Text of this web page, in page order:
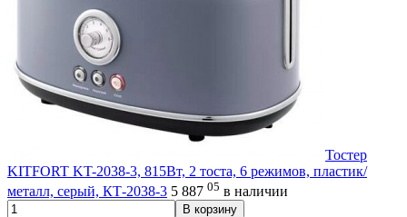
Тостер
KITFORT KT-2038-3, 815Вт, 2 тоста, 6 режимов, пластик/
металл, серый, КТ-2038-3 5 887 05 в наличии
В корзину